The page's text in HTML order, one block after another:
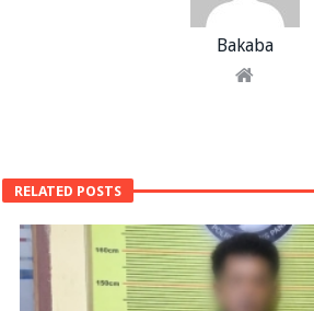
Bakaba
RELATED POSTS